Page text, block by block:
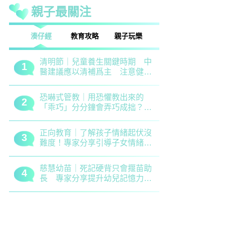
親子最關注
湊仔經 教育攻略 親子玩樂
1
清明節｜兒童養生關鍵時期 中
醫建議應以清補爲主 注意健脾
2
恐嚇式管教｜用恐懼教出來的
「乖巧」分分鐘會弄巧成拙？專
3
正向教育｜了解孩子情緒起伏沒
難度！專家分享引導子女情緒降
4
慈慧幼苗｜死記硬背只會揠苗助
長 專家分享提升幼兒記憶力5